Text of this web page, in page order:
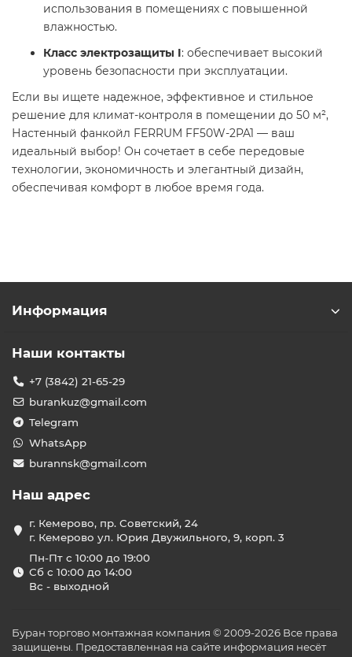
использования в помещениях с повышенной
влажностью.
Класс электрозащиты I: обеспечивает высокий
уровень безопасности при эксплуатации.
Если вы ищете надежное, эффективное и стильное
решение для климат-контроля в помещении до 50 м²,
Настенный фанкойл FERRUM FF50W-2PA1 — ваш
идеальный выбор! Он сочетает в себе передовые
технологии, экономичность и элегантный дизайн,
обеспечивая комфорт в любое время года.
Информация
Наши контакты
+7 (3842) 21-65-29
burankuz@gmail.com
Telegram
WhatsApp
burannsk@gmail.com
Наш адрес
г. Кемерово, пр. Советский, 24
г. Кемерово ул. Юрия Двужильного, 9, корп. 3
Пн-Пт с 10:00 до 19:00
Сб с 10:00 до 14:00
Вс - выходной
Буран торгово монтажная компания © 2009-2026 Все права
защищены. Предоставленная на сайте информация несёт